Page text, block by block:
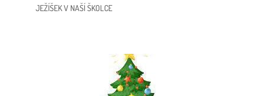
JEŽÍŠEK V NAŠÍ ŠKOLCE